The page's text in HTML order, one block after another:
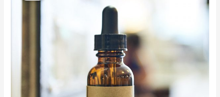
£169.00.
is:
£155.00.